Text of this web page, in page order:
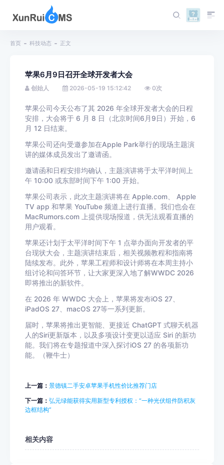
首页 科技动态 正文
苹果6月9日召开全球开发者大会
创始人 2026-05-19 15:12:42 0次
苹果公司今天公布了其 2026 年全球开发者大会的日程
安排，大会将于 6 月 8 日（北京时间6月9日）开始，6
月 12 日结束。
苹果公司还向受邀参加在Apple Park举行的现场主题演
讲的媒体成员发出了邀请函。
邀请函和日程安排均确认，主题演讲将于太平洋时间上
午 10:00 或东部时间下午 1:00 开始。
苹果公司表示，此次主题演讲将在 Apple.com、 Apple
TV app 和苹果 YouTube 频道上进行直播。我们也会在
MacRumors.com 上提供现场报道，供无法观看直播的
用户观看。
苹果还计划于太平洋时间下午 1 点举办面向开发者的平
台现状大会，主题演讲结束后，相关视频教程和指南将
陆续发布。此外，苹果工程师和设计师将在本周主持小
组讨论和问答环节，让大家更深入地了解WWDC 2026
即将推出的新软件。
在 2026 年 WWDC 大会上，苹果将发布iOS 27、
iPadOS 27、macOS 27等一系列更新。
届时，苹果将推出更智能、更接近 ChatGPT 式聊天机器
人的Siri更新版本，以及多项设计变更以适应 Siri 的新功
能。我们将在专题报道中深入探讨iOS 27 的各项新功
能。（鞭牛士）
上一篇： 景德镇二手安卓苹果手机性价比推荐门店
下一篇： 弘元绿能获得实用新型专利授权：“一种光伏组件防积灰
边框结构”
相关内容